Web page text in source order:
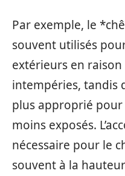
Par exemple, le
souvent utilisés
extérieurs en
intempéries, tandis
plus approprié
moins exposés.
nécessaire pour le
souvent à la hauteur